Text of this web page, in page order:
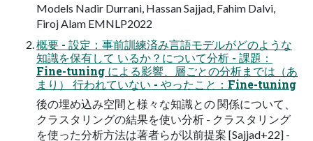
Models Nadir Durrani, Hassan Sajjad, Fahim Dalvi,
Firoj Alam EMNLP2022
概要 - 設定：事前訓練済み言語モデルがどのような
知識を保有して いるか？について分析 - 課題：
Fine-tuning による影響、層ごとの分析までは（あ
まり） 行われていない - やったこと：Fine-tuning
後の埋め込み空間と様々な知識との 関係について、
クラスタリングの結果を使い分析 - クラスタリング
を使った分析方法は著者らが以前提案 [Sajjad+22] -